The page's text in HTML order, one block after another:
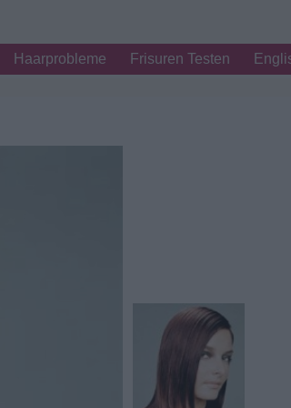
Haarprobleme Frisuren Testen